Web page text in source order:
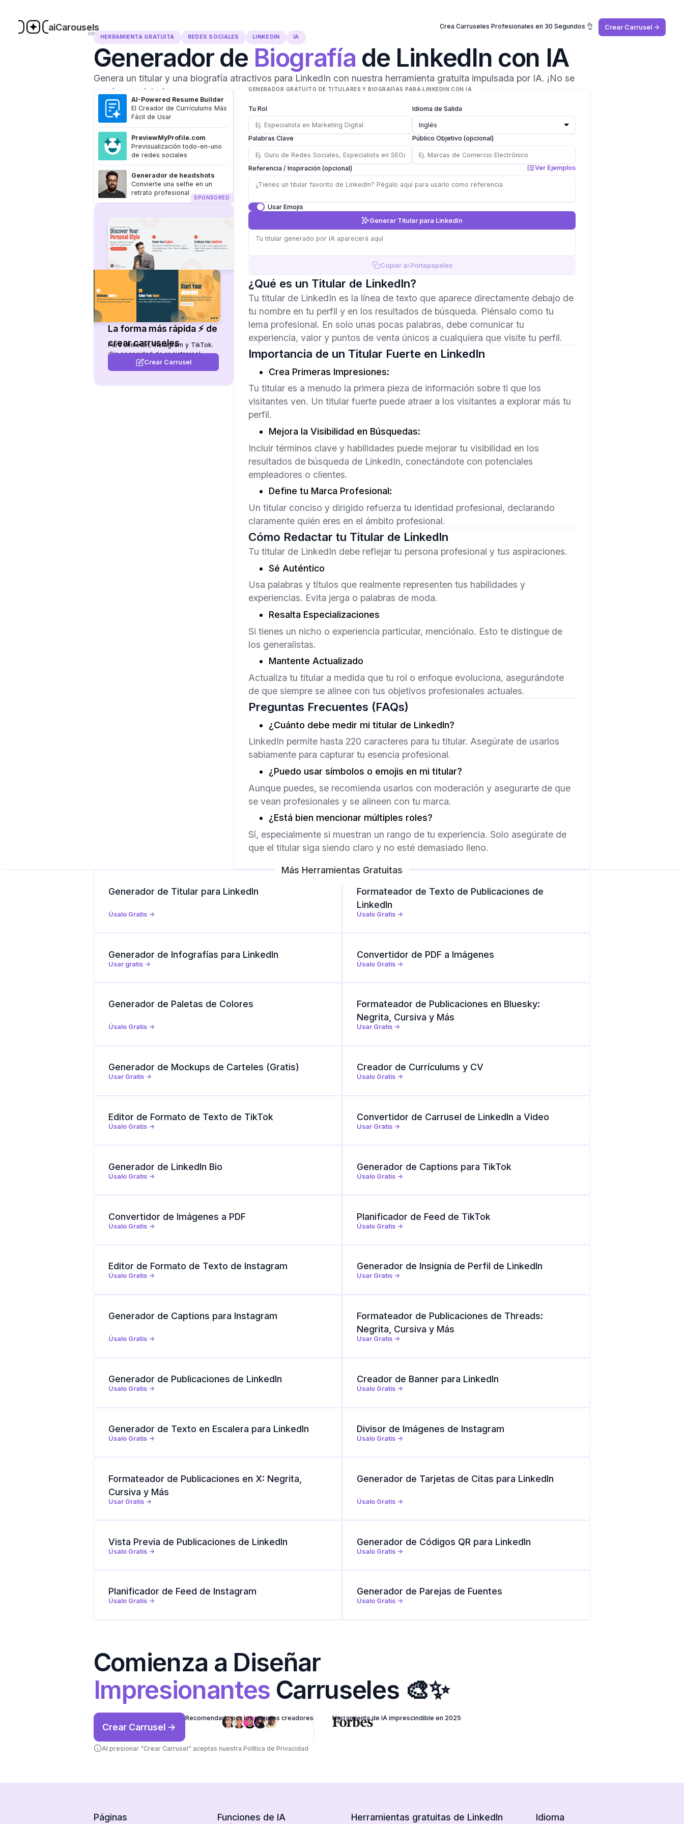
aiCarousels
.com
Crea Carruseles Profesionales en 30 Segundos 👌 Crear Carrusel ->
HERRAMIENTA GRATUITA REDES SOCIALES LINKEDIN IA
Generador de Biografía de LinkedIn con IA
Genera un titular y una biografía atractivos para LinkedIn con nuestra herramienta gratuita impulsada por IA. ¡No se
requiere registro!
AI-Powered Resume Builder
El Creador de Currículums Más
Fácil de Usar
PreviewMyProfile.com
Previsualización todo-en-uno
de redes sociales
Generador de headshots
Convierte una selfie en un
retrato profesional
La forma más rápida ⚡ de
crear carruseles
Para LinkedIn, Instagram y TikTok.
¡Sin necesidad de registrarse!
Crear Carrusel
GENERADOR GRATUITO DE TITULARES Y BIOGRAFÍAS PARA LINKEDIN CON IA
Tu Rol Idioma de Salida
Palabras Clave Público Objetivo (opcional)
Referencia / Inspiración (opcional) Ver Ejemplos
Usar Emojis
Generar Titular para LinkedIn
Copiar al Portapapeles
¿Qué es un Titular de LinkedIn?
Tu titular de LinkedIn es la línea de texto que aparece directamente debajo de
tu nombre en tu perfil y en los resultados de búsqueda. Piénsalo como tu
lema profesional. En solo unas pocas palabras, debe comunicar tu
experiencia, valor y puntos de venta únicos a cualquiera que visite tu perfil.
Importancia de un Titular Fuerte en LinkedIn
Crea Primeras Impresiones:
Tu titular es a menudo la primera pieza de información sobre ti que los
visitantes ven. Un titular fuerte puede atraer a los visitantes a explorar más tu
perfil.
Mejora la Visibilidad en Búsquedas:
Incluir términos clave y habilidades puede mejorar tu visibilidad en los
resultados de búsqueda de LinkedIn, conectándote con potenciales
empleadores o clientes.
Define tu Marca Profesional:
Un titular conciso y dirigido refuerza tu identidad profesional, declarando
claramente quién eres en el ámbito profesional.
Cómo Redactar tu Titular de LinkedIn
Tu titular de LinkedIn debe reflejar tu persona profesional y tus aspiraciones.
Sé Auténtico
Usa palabras y títulos que realmente representen tus habilidades y
experiencias. Evita jerga o palabras de moda.
Resalta Especializaciones
Si tienes un nicho o experiencia particular, menciónalo. Esto te distingue de
los generalistas.
Mantente Actualizado
Actualiza tu titular a medida que tu rol o enfoque evoluciona, asegurándote
de que siempre se alinee con tus objetivos profesionales actuales.
Preguntas Frecuentes (FAQs)
¿Cuánto debe medir mi titular de LinkedIn?
LinkedIn permite hasta 220 caracteres para tu titular. Asegúrate de usarlos
sabiamente para capturar tu esencia profesional.
¿Puedo usar símbolos o emojis en mi titular?
Aunque puedes, se recomienda usarlos con moderación y asegurarte de que
se vean profesionales y se alineen con tu marca.
¿Está bien mencionar múltiples roles?
Sí, especialmente si muestran un rango de tu experiencia. Solo asegúrate de
que el titular siga siendo claro y no esté demasiado lleno.
Más Herramientas Gratuitas
Generador de Titular para LinkedIn
Úsalo Gratis ->
Formateador de Texto de Publicaciones de
LinkedIn
Úsalo Gratis ->
Generador de Infografías para LinkedIn
Usar gratis ->
Convertidor de PDF a Imágenes
Úsalo Gratis ->
Generador de Paletas de Colores
Úsalo Gratis ->
Formateador de Publicaciones en Bluesky:
Negrita, Cursiva y Más
Usar Gratis ->
Generador de Mockups de Carteles (Gratis)
Usar Gratis ->
Creador de Currículums y CV
Úsalo Gratis ->
Editor de Formato de Texto de TikTok
Úsalo Gratis ->
Convertidor de Carrusel de LinkedIn a Video
Usar Gratis ->
Generador de LinkedIn Bio
Úsalo Gratis ->
Generador de Captions para TikTok
Úsalo Gratis ->
Convertidor de Imágenes a PDF
Úsalo Gratis ->
Planificador de Feed de TikTok
Úsalo Gratis ->
Editor de Formato de Texto de Instagram
Úsalo Gratis ->
Generador de Insignia de Perfil de LinkedIn
Usar Gratis ->
Generador de Captions para Instagram
Úsalo Gratis ->
Formateador de Publicaciones de Threads:
Negrita, Cursiva y Más
Usar Gratis ->
Generador de Publicaciones de LinkedIn
Úsalo Gratis ->
Creador de Banner para LinkedIn
Úsalo Gratis ->
Generador de Texto en Escalera para LinkedIn
Úsalo Gratis ->
Divisor de Imágenes de Instagram
Úsalo Gratis ->
Formateador de Publicaciones en X: Negrita,
Cursiva y Más
Usar Gratis ->
Generador de Tarjetas de Citas para LinkedIn
Úsalo Gratis ->
Vista Previa de Publicaciones de LinkedIn
Úsalo Gratis ->
Generador de Códigos QR para LinkedIn
Úsalo Gratis ->
Planificador de Feed de Instagram
Úsalo Gratis ->
Generador de Parejas de Fuentes
Úsalo Gratis ->
Comienza a Diseñar
Impresionantes Carruseles 🎨✨
Crear Carrusel ->
Recomendado por los mejores creadores Herramienta de IA imprescindible en 2025
Al presionar "Crear Carrusel" aceptas nuestra Política de Privacidad
Páginas Funciones de IA Herramientas gratuitas de LinkedIn Idioma